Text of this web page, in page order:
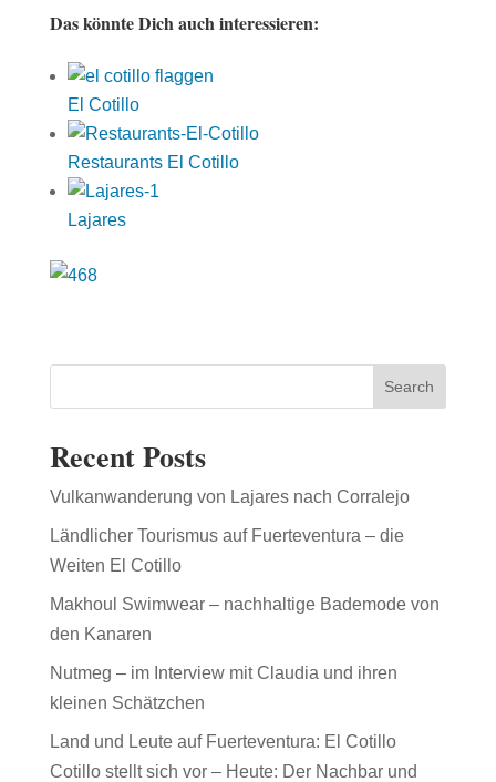
Das könnte Dich auch interessieren:
El Cotillo
Restaurants El Cotillo
Lajares
Search
Recent Posts
Vulkanwanderung von Lajares nach Corralejo
Ländlicher Tourismus auf Fuerteventura – die
Weiten El Cotillo
Makhoul Swimwear – nachhaltige Bademode von
den Kanaren
Nutmeg – im Interview mit Claudia und ihren
kleinen Schätzchen
Land und Leute auf Fuerteventura: El Cotillo
Cotillo stellt sich vor – Heute: Der Nachbar und